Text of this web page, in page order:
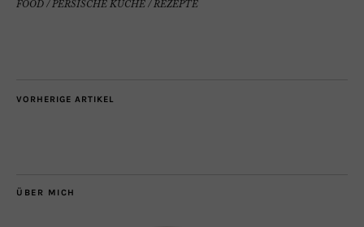
FOOD /PERSISCHE KÜCHE /REZEPTE
VORHERIGE ARTIKEL
ÜBER MICH